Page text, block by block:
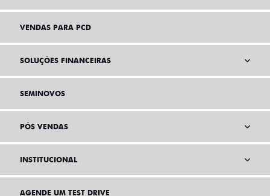
VENDAS PARA PCD
SOLUÇÕES FINANCEIRAS
SEMINOVOS
PÓS VENDAS
INSTITUCIONAL
AGENDE UM TEST DRIVE